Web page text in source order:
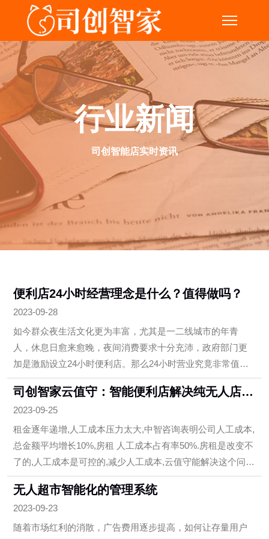
行业新闻
司创智能店实时资讯
便利店24小时经营理念是什么？值得做吗？
2023-09-28
如今群众夜生活文化更为丰富，尤其是一二线城市的年青
人，休息日愈来愈晚，夜间消费要求十分充沛，政府部门更
加是激励设立24小时便利店。那么24小时营业究竟非常值得
不值干呢？
司创智家云值守：智能便利店解决纯无人店无
温度服务的问题
2023-09-25
租金逐年递增,人工成本压力太大,中智咨询表明公司人工成本,
总金额平均增长10%,房租 人工成本占有率50%.房租是改变不
了的,人工成本是可控的,减少人工成本,云值守能解决这个问
题。在不影响店面原来布局的前提下,改装智能门禁系统 自助
收银机 视频监控系统,一天就可以完成更新,正式上线，完成有
些人、云值守托管随意切换,节约人工与此同时，门店24小时
营业。（一）减少人工成本连锁加盟自营连锁便利店24钟头
无人超市智能化的管理系统
2023-09-23
随着市场红利的消散，广告费用逐步提高，如何让存量用户